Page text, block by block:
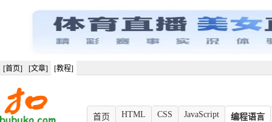
[首页] [文章] [教程]
首页 HTML CSS JavaScript 编程语言